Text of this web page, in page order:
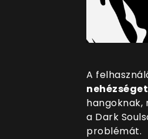
A
nehézséget
hangoknak,
a Dark
problémát.